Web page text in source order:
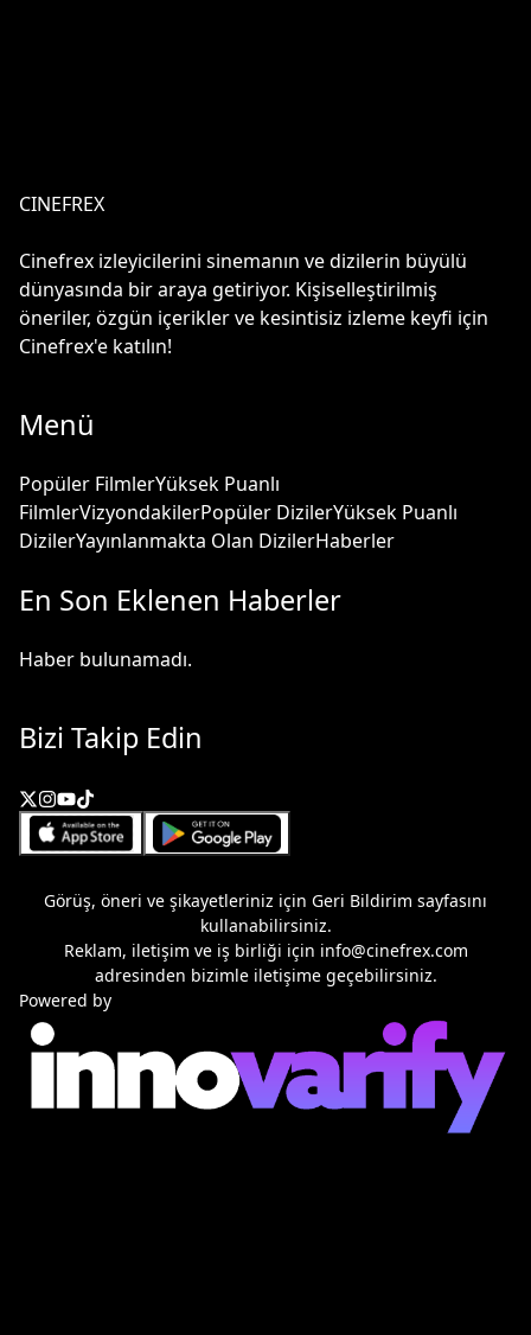
CINEFREX
Cinefrex izleyicilerini sinemanın ve dizilerin büyülü
dünyasında bir araya getiriyor. Kişiselleştirilmiş
öneriler, özgün içerikler ve kesintisiz izleme keyfi için
Cinefrex'e katılın!
Menü
Popüler FilmlerYüksek Puanlı
FilmlerVizyondakilerPopüler DizilerYüksek Puanlı
DizilerYayınlanmakta Olan DizilerHaberler
En Son Eklenen Haberler
Haber bulunamadı.
Bizi Takip Edin
Görüş, öneri ve şikayetleriniz için Geri Bildirim sayfasını
kullanabilirsiniz.
Reklam, iletişim ve iş birliği için info@cinefrex.com
adresinden bizimle iletişime geçebilirsiniz.
Powered by